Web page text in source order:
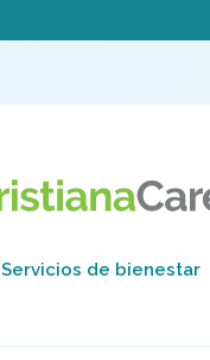
Servicios de bienestar